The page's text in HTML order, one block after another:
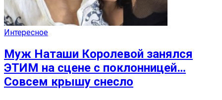
Интересное
Муж Наташи Королевой занялся
ЭТИМ на сцене с поклонницей…
Совсем крышу снесло